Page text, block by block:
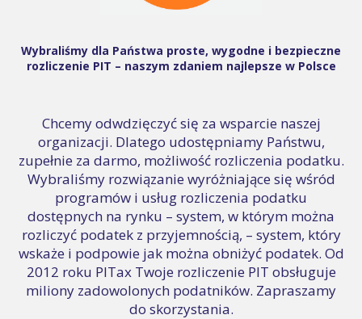
Wybraliśmy dla Państwa proste, wygodne i bezpieczne
rozliczenie PIT – naszym zdaniem najlepsze w Polsce
Chcemy odwdzięczyć się za wsparcie naszej
organizacji. Dlatego udostępniamy Państwu,
zupełnie za darmo, możliwość rozliczenia podatku.
Wybraliśmy rozwiązanie wyróżniające się wśród
programów i usług rozliczenia podatku
dostępnych na rynku – system, w którym można
rozliczyć podatek z przyjemnością, – system, który
wskaże i podpowie jak można obniżyć podatek. Od
2012 roku PITax Twoje rozliczenie PIT obsługuje
miliony zadowolonych podatników. Zapraszamy
do skorzystania.